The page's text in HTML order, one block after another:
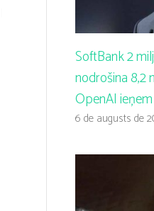
SoftBank 2
nodrošina 8,2
OpenAI
6 de augusts de